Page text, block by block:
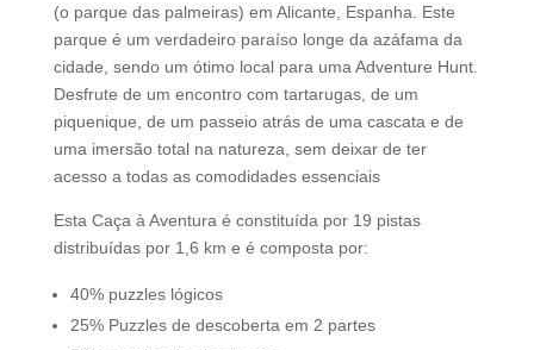
(o parque das palmeiras) em Alicante, Espanha. Este
parque é um verdadeiro paraíso longe da azáfama da
cidade, sendo um ótimo local para uma Adventure Hunt.
Desfrute de um encontro com tartarugas, de um
piquenique, de um passeio atrás de uma cascata e de
uma imersão total na natureza, sem deixar de ter
acesso a todas as comodidades essenciais
Esta Caça à Aventura é constituída por 19 pistas
distribuídas por 1,6 km e é composta por:
40% puzzles lógicos
25% Puzzles de descoberta em 2 partes